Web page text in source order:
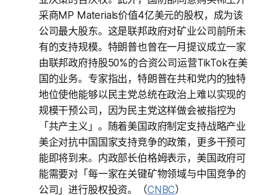
采商MP Materials价值4亿美元的股权，成为该
公司最大股东。这是联邦政府对矿业公司前所未
有的支持规模。特朗普也曾在一月提议成立一家
由联邦政府持股50%的合资公司运营TikTok在美
国的业务。专家指出，特朗普在共和党内的独特
地位使他能够以民主党总统在政治上难以实现的
规模干预公司，因为民主党这样做会被指控为
「共产主义」。随着美国政府制定支持战略产业
美企对抗中国国家支持竞争的政策，更多干预可
能即将到来。内政部长伯格姆表示，美国政府可
能需要对「每一家在关键矿物领域与中国竞争的
公司」进行股权投资。（CNBC）